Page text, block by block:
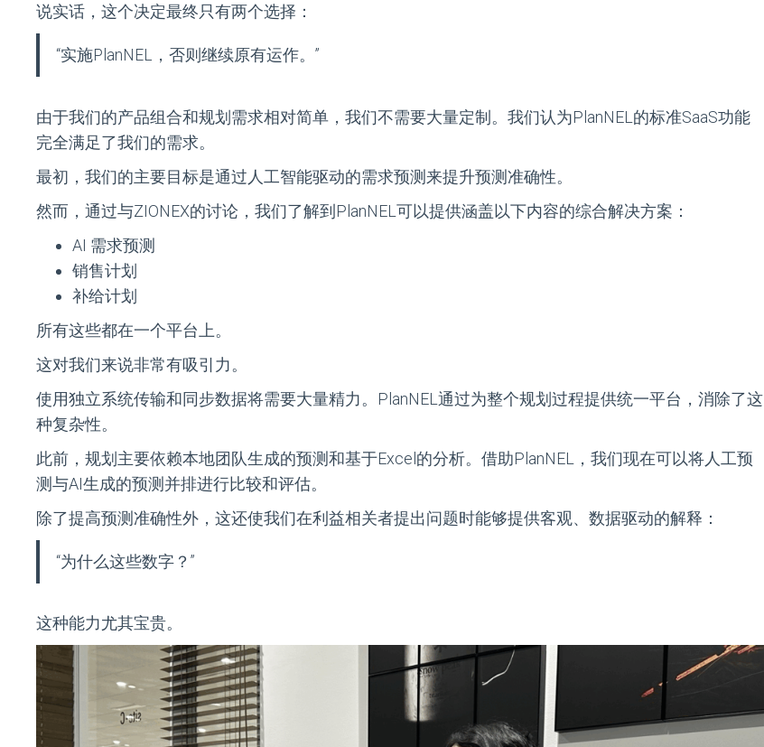
说实话，这个决定最终只有两个选择：
“实施PlanNEL，否则继续原有运作。”
由于我们的产品组合和规划需求相对简单，我们不需要大量定制。我们认为PlanNEL的标准SaaS功能
完全满足了我们的需求。
最初，我们的主要目标是通过人工智能驱动的需求预测来提升预测准确性。
然而，通过与ZIONEX的讨论，我们了解到PlanNEL可以提供涵盖以下内容的综合解决方案：
AI 需求预测
销售计划
补给计划
所有这些都在一个平台上。
这对我们来说非常有吸引力。
使用独立系统传输和同步数据将需要大量精力。PlanNEL通过为整个规划过程提供统一平台，消除了这
种复杂性。
此前，规划主要依赖本地团队生成的预测和基于Excel的分析。借助PlanNEL，我们现在可以将人工预
测与AI生成的预测并排进行比较和评估。
除了提高预测准确性外，这还使我们在利益相关者提出问题时能够提供客观、数据驱动的解释：
“为什么这些数字？”
这种能力尤其宝贵。